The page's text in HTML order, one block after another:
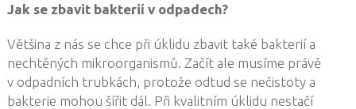
Jak se zbavit bakterií v odpadech?
Většina z nás se chce při úklidu zbavit také bakterií a
nechtěných mikroorganismů. Začít ale musíme právě
v odpadních trubkách, protože odtud se nečistoty a
bakterie mohou šířit dál. Při kvalitním úklidu nestačí